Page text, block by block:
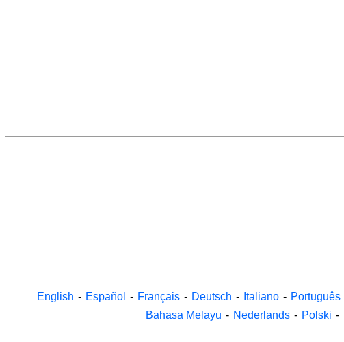
English - Español - Français - Deutsch - Italiano - Português
Bahasa Melayu - Nederlands - Polski -